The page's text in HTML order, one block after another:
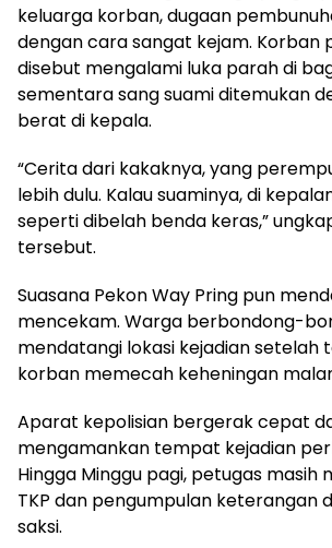
keluarga korban, dugaan
dengan cara sangat kejam. Korban
disebut mengalami luka parah di
sementara sang suami ditemukan
berat di kepala.
“Cerita dari kakaknya, yang
lebih dulu. Kalau suaminya, di
seperti dibelah benda keras,”
tersebut.
Suasana Pekon Way Pring pun
mencekam. Warga berbondong-
mendatangi lokasi kejadian setelah
korban memecah keheningan
Aparat kepolisian bergerak cepat
mengamankan tempat kejadian
Hingga Minggu pagi, petugas masih
TKP dan pengumpulan keterangan
saksi.